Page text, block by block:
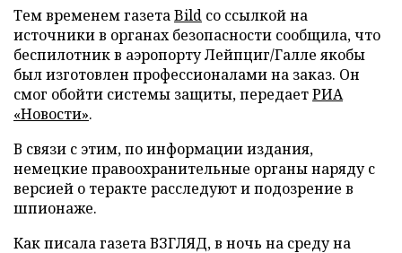
Тем временем газетаBild со ссылкой на
источники в органах безопасности сообщила, что
беспилотник в аэропорту Лейпциг/Галле якобы
был изготовлен профессионалами на заказ. Он
смог обойти системы защиты, передаетРИА
«Новости».
В связи с этим, по информации издания,
немецкие правоохранительные органы наряду с
версией о теракте расследуют и подозрение в
шпионаже.
Как писала газета ВЗГЛЯД, в ночь на среду на